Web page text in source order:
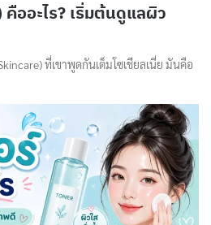
ออะไร? เริ่มต้นดูแลผิว
ที่เขาพูดกันเต็มโซเชียลเนี่ย มันคือ